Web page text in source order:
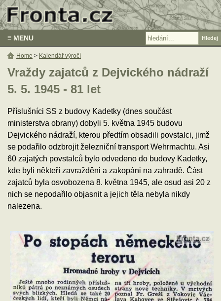
≡ MENU
Vraždy zajatců z Dejvického nádraží
5. 5. 1945 - 81 let
Příslušníci SS z budovy Kadetky (dnes součást
ministerstva obrany) dobyli 5. května 1945 budovu
Dejvického nádraží, kterou předtím obsadili povstalci, jimž
se podařilo odzbrojit železniční transport Wehrmachtu. Asi
60 zajatých povstalců bylo odvedeno do budovy Kadetky,
kde byli někteří zavražděni a zakopáni na zahradě. Část
zajatců byla osvobozena 8. května 1945, ale osud asi 20 z
nich se nepodařilo objasnit a jejich těla nebyla nikdy
nalezena.
Home > Kalendář výročí